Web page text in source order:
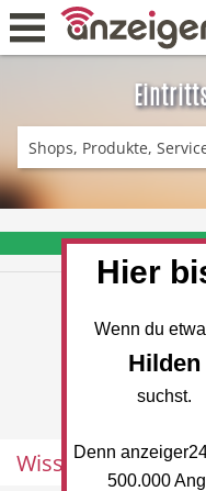
Zurück
Fitness & Sport
News
❤️ Aktuelle Angebote
Wissenswertes
Hier
Wenn du
Hilden
suchst.
Denn
500.000